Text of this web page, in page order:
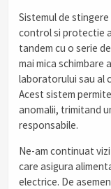
Sistemul de
control si protectie
tandem cu o serie
mai mica
laboratorului sau al
Acest sistem
anomalii, trimitand
responsabile.
Ne-am continuat
care asigura
electrice. De